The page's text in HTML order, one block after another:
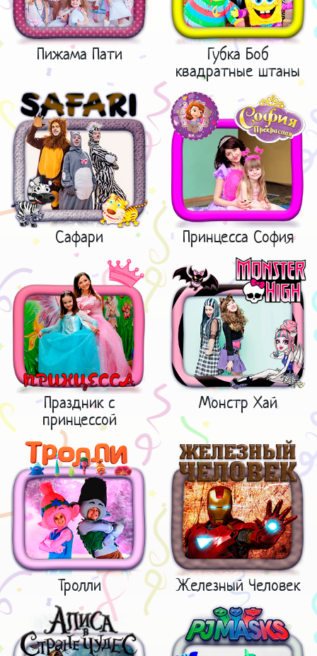
Пижама Пати
Губка Боб
квадратные штаны
Сафари Принцесса София
Праздник с
принцессой
Монстр Хай
Тролли Железный Человек